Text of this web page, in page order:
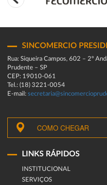
SINCOMERCIO
Rua: Siqueira Campos, 602 – 2º
Prudente – SP
CEP: 19010-061
Tel.: (18) 3221-0054
E-mail:
COMO CHEGAR
LINKS RÁPIDOS
INSTITUCIONAL
SERVIÇOS